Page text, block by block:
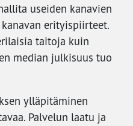
useiden kanavien
erityispiirteet.
taitoja kuin
median julkisuus tuo
ylläpitäminen
Palvelun laatu ja